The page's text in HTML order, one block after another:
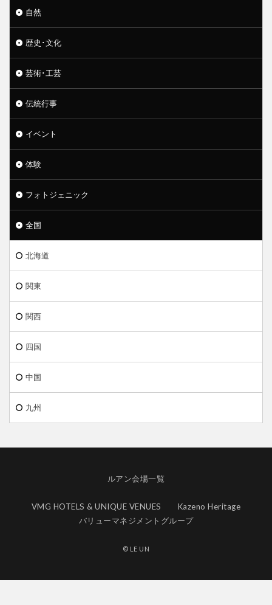
自然
歴史･文化
芸術･工芸
伝統行事
イベント
体験
フォトジェニック
全国
北海道
関東
関西
四国
中国
九州
ルアン会場一覧
VMG HOTELS & UNIQUE VENUES
Kazeno Heritage
バリューマネジメントグループ
© LE UN